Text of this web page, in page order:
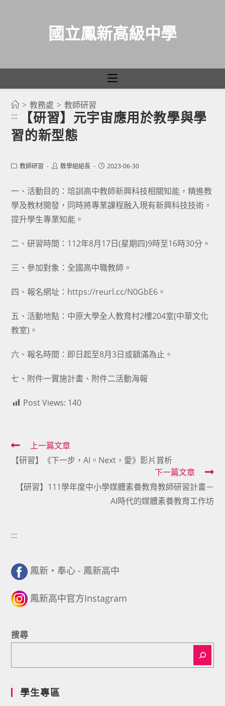
國立鳳新高級中學
> 教務處 > 教師研習
:::
【研習】元宇宙應用於教學與學
習的新型態
Post教師研習
Post敎學組組長
Post2023-06-30
一、活動目的：培訓高中教師新興科技相關知能，精進教
學及教材開發，同時將專業課程融入現有新興科技技術，
提升學生專業知能。
二、研習時間：112年8月17日(星期四)9時至16時30分。
三、參加對象：全國高中職教師。
四、報名網址：https://reurl.cc/N0GbE6。
五、活動地點：中原大學全人教育村2樓204室(中華文化
教室)。
六、報名時間：即日起至8月3日或額滿為止。
七、附件一實施計畫 、附件二活動海報
Post Views: 140
Read
more
上一篇文章
【研習】《下一步，AI。Next，愛》影片賞析
下一篇文章
【研習】111學年度中小學媒體素養教育教師研習計畫－
AI時代的媒體素養教育工作坊
:::
鳳新・奉心 - 鳳新高中
鳳新高中官方Instagram
搜尋
學生專區